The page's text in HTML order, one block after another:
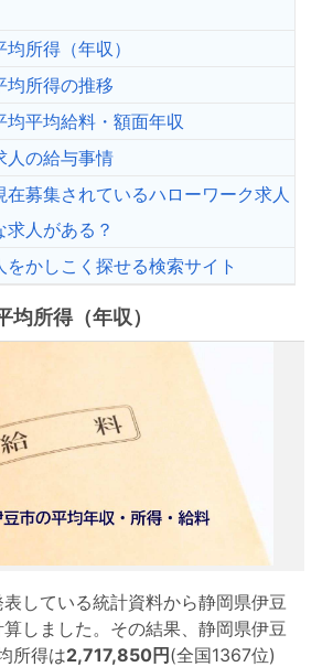
所得（年収）
均所得の推移
均平均給料・額面年収
人の給与事情
在募集されているハローワーク求人
人がある？
かしこく探せる検索サイト
均所得（年収）
している統計資料から静岡県伊豆
しました。その結果、静岡県伊豆
所得は2,717,850円(全国1367位)